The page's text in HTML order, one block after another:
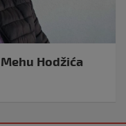
Mehu Hodžića